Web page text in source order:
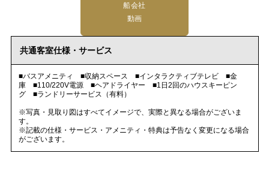
船会社
動画
共通客室仕様・サービス
■バスアメニティ ■収納スペース ■インタラクティブテレビ ■金
庫 ■110/220V電源 ■ヘアドライヤー ■1日2回のハウスキーピン
グ ■ランドリーサービス（有料）
※写真・見取り図はすべてイメージで、実際と異なる場合がございま
す。
※記載の仕様・サービス・アメニティ・特典は予告なく変更になる場合
がございます。